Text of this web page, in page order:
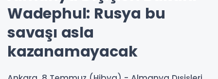
Wadephul: Rusya bu
savaşı asla
kazanamayacak